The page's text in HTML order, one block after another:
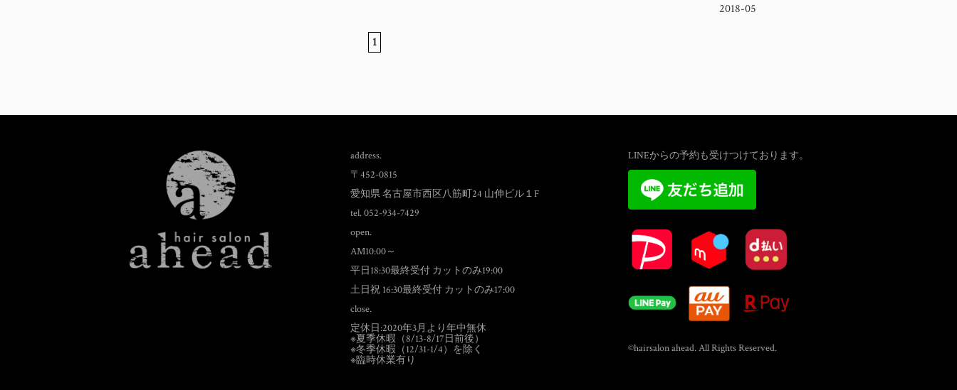
1
2018-05
address.
〒452-0815
愛知県 名古屋市西区八筋町24 山伸ビル１F
tel. 052-934-7429
open.
AM10:00～
平日18:30最終受付 カットのみ19:00
土日祝 16:30最終受付 カットのみ17:00
close.
定休日:2020年3月より年中無休
※夏季休暇（8/13-8/17日前後）
※冬季休暇（12/31-1/4）を除く
※臨時休業有り
LINEからの予約も受けつけております。
©hairsalon ahead. All Rights Reserved.